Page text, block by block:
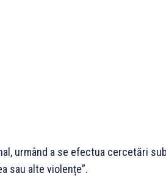
urmând a se efectua cercetări
sau alte violențe”.